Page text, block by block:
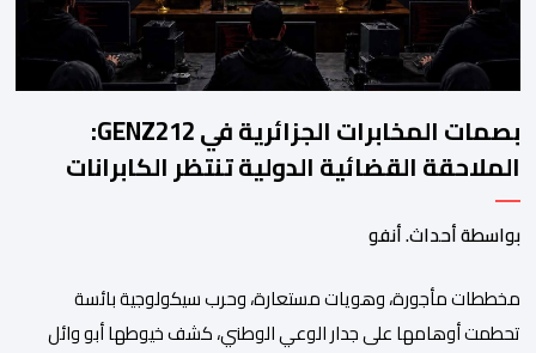
بصمات المخابرات الجزائرية في GENZ212:
الملاحقة القضائية الدولية تنتظر الكابرانات
بواسطة أحداث. أنفو
مخططات مأجورة، وهويات مستعارة، وحرب سيكولوجية بائسة
تحطمت أوهامها على جدار الوعي الوطني، كشف خيوطها أبو وائل